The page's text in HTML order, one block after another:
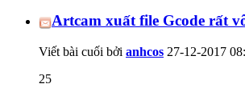
Artcam xuất file Gcode rất
Viết bài cuối bởi anhcos 27-12-2017
25